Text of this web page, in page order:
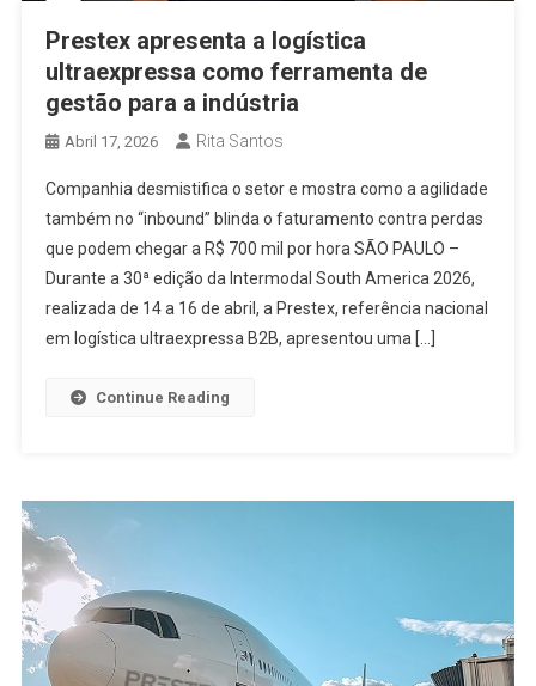
Prestex apresenta a logística
ultraexpressa como ferramenta de
gestão para a indústria
Abril 17, 2026 Rita Santos
Companhia desmistifica o setor e mostra como a agilidade
também no “inbound” blinda o faturamento contra perdas
que podem chegar a R$ 700 mil por hora SÃO PAULO –
Durante a 30ª edição da Intermodal South America 2026,
realizada de 14 a 16 de abril, a Prestex, referência nacional
em logística ultraexpressa B2B, apresentou uma […]
Continue Reading